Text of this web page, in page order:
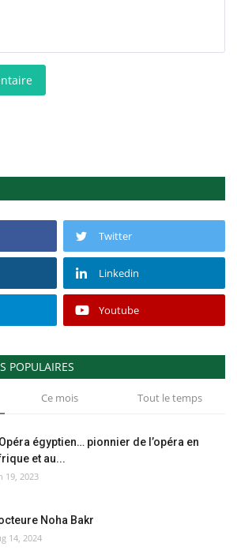
Twitter
Linkedin
Youtube
POPULAIRES
Ce mois Tout le temps
égyptien… pionnier de l’opéra en
et au...
19, 2023
Noha Bakr
14, 2024